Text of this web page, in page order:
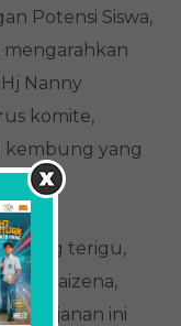
Potensi Siswa,
mengarahkan
Nanny
komite,
kembung yang
terigu,
maizena,
jajanan ini